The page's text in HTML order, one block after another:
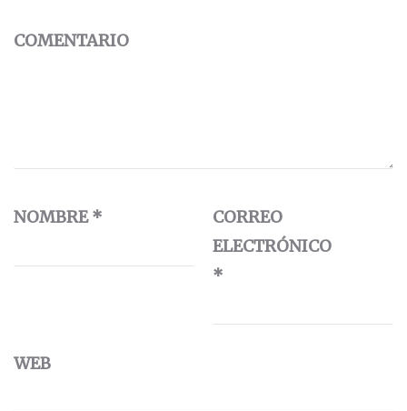
COMENTARIO
NOMBRE*
CORREO
ELECTRÓNICO
*
WEB